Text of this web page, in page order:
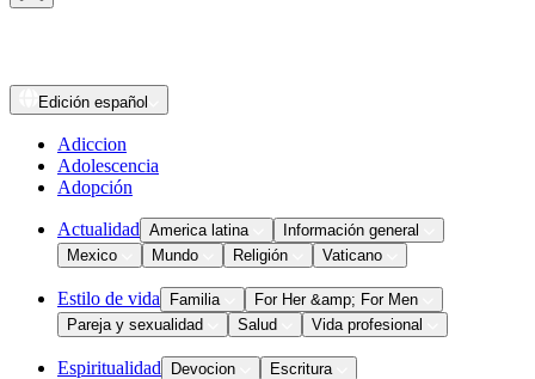
Edición español
Adiccion
Adolescencia
Adopción
Actualidad America latina
Información general
Mexico
Mundo Religión Vaticano
Estilo de vida Familia
For Her &amp; For Men
Pareja y sexualidad
Salud Vida profesional
Espiritualidad Devocion
Escritura